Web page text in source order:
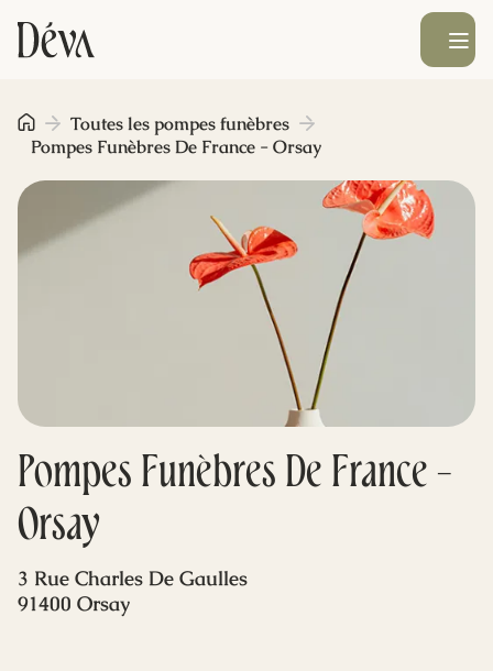
Obsèques
Prévoyance
Monument funéraire
Blog
Ouvrir le
Pompes Funèbres De France -
Orsay
Toutes les pompes funèbres
Pompes Funèbres De France - Orsay
3 Rue Charles De Gaulles
91400 Orsay